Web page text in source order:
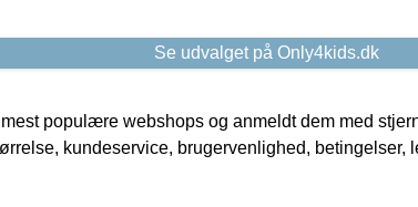
Se udvalget på Only4kids.dk
populære webshops og anmeldt dem med
kundeservice, brugervenlighed, betingelser,